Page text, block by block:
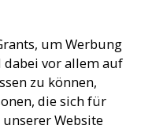
um Werbung
vor allem auf
zu können,
die sich für
Website